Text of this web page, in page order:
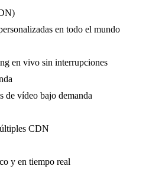
en todo el mundo
en vivo sin interrupciones
de vídeo bajo demanda
CDN
y en tiempo real